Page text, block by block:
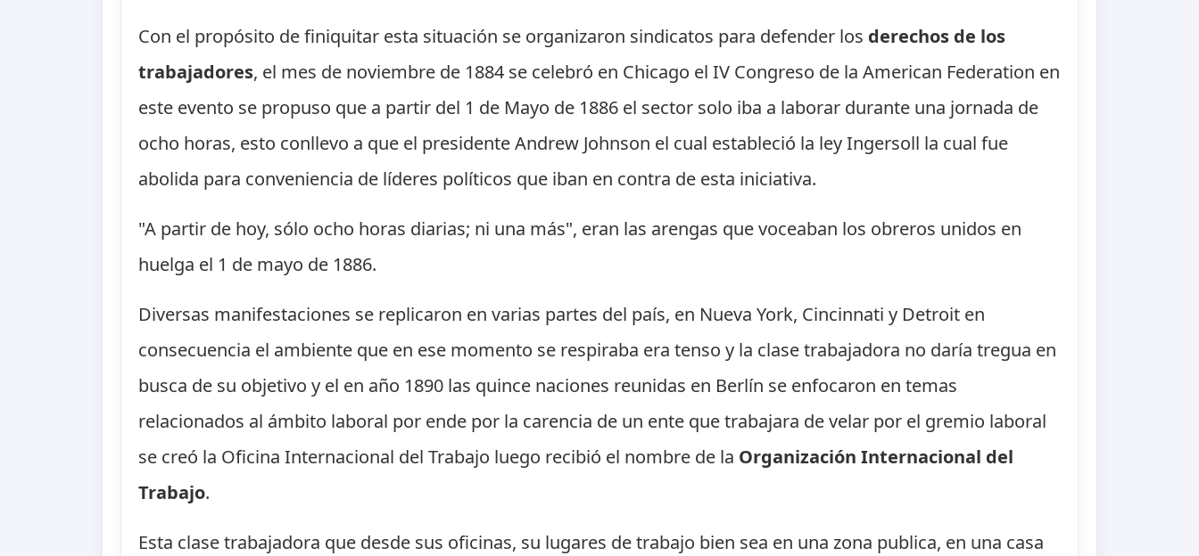
Con el propósito de finiquitar esta situación se organizaron sindicatos para defender los derechos de los
trabajadores, el mes de noviembre de 1884 se celebró en Chicago el IV Congreso de la American Federation en
este evento se propuso que a partir del 1 de Mayo de 1886 el sector solo iba a laborar durante una jornada de
ocho horas, esto conllevo a que el presidente Andrew Johnson el cual estableció la ley Ingersoll la cual fue
abolida para conveniencia de líderes políticos que iban en contra de esta iniciativa.
"A partir de hoy, sólo ocho horas diarias; ni una más", eran las arengas que voceaban los obreros unidos en
huelga el 1 de mayo de 1886.
Diversas manifestaciones se replicaron en varias partes del país, en Nueva York, Cincinnati y Detroit en
consecuencia el ambiente que en ese momento se respiraba era tenso y la clase trabajadora no daría tregua en
busca de su objetivo y el en año 1890 las quince naciones reunidas en Berlín se enfocaron en temas
relacionados al ámbito laboral por ende por la carencia de un ente que trabajara de velar por el gremio laboral
se creó la Oficina Internacional del Trabajo luego recibió el nombre de la Organización Internacional del
Trabajo.
Esta clase trabajadora que desde sus oficinas, su lugares de trabajo bien sea en una zona publica, en una casa